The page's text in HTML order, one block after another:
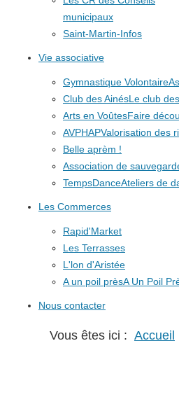
municipaux
Saint-Martin-Infos
Vie associative
Gymnastique Volontaire
Club des AinésLe club
Arts en VoûtesFaire
AVPHAPValorisation des
Belle aprèm !
Association de
TempsDanceAteliers de
Les Commerces
Rapid'Market
Les Terrasses
L'lon d'Aristée
A un poil prèsA Un Poil
Nous contacter
Vous êtes ici : Accueil